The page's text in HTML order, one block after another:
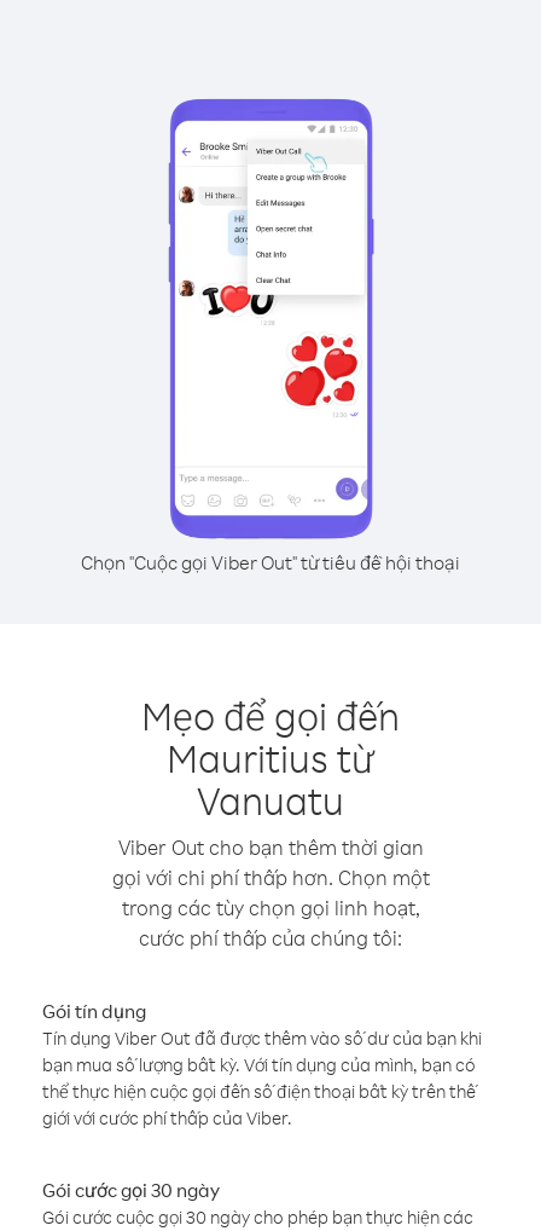
Chọn "Cuộc gọi Viber Out" từ tiêu đề hội thoại
Mẹo để gọi đến
Mauritius từ
Vanuatu
Viber Out cho bạn thêm thời gian
gọi với chi phí thấp hơn. Chọn một
trong các tùy chọn gọi linh hoạt,
cước phí thấp của chúng tôi:
Gói tín dụng
Tín dụng Viber Out đã được thêm vào số dư của bạn khi
bạn mua số lượng bất kỳ. Với tín dụng của mình, bạn có
thể thực hiện cuộc gọi đến số điện thoại bất kỳ trên thế
giới với cước phí thấp của Viber.
Gói cước gọi 30 ngày
Gói cước cuộc gọi 30 ngày cho phép bạn thực hiện các